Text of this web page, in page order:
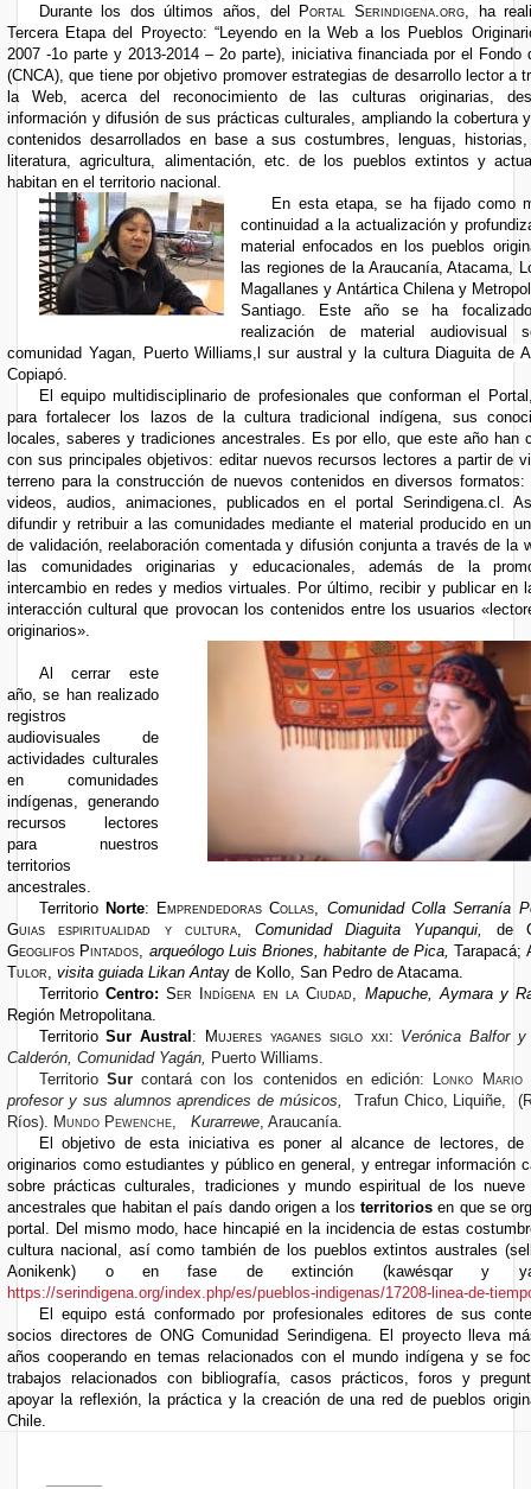
Durante los dos últimos años, del Portal Serindigena.org, ha
Tercera Etapa del Proyecto: “Leyendo en la Web a los Pueblos
2007 -1o parte y 2013-2014 – 2o parte), iniciativa financiada por el Fondo
(CNCA), que tiene por objetivo promover estrategias de desarrollo lector a
la Web, acerca del reconocimiento de las culturas originarias,
información y difusión de sus prácticas culturales, ampliando la cobertura
contenidos desarrollados en base a sus costumbres, lenguas,
literatura, agricultura, alimentación, etc. de los pueblos extintos y
habitan en el territorio nacional.
En esta etapa, se ha fijado como
continuidad a la actualización y
material enfocados en los pueblos
las regiones de la Araucanía, Atacama,
Magallanes y Antártica Chilena y
Santiago. Este año se ha
realización de material audiovisual
comunidad Yagan, Puerto Williams,l sur austral y la cultura Diaguita de
Copiapó.
El equipo multidisciplinario de profesionales que conforman el
para fortalecer los lazos de la cultura tradicional indígena, sus
locales, saberes y tradiciones ancestrales. Es por ello, que este año han
con sus principales objetivos: editar nuevos recursos lectores a partir de
terreno para la construcción de nuevos contenidos en diversos formatos:
videos, audios, animaciones, publicados en el portal Serindigena.cl .
difundir y retribuir a las comunidades mediante el material producido en
de validación, reelaboración comentada y difusión conjunta a través de la
las comunidades originarias y educacionales, además de la
intercambio en redes y medios virtuales. Por último, recibir y publicar en
interacción cultural que provocan los contenidos entre los usuarios
originarios».
Al cerrar este
año, se han realizado
registros
audiovisuales de
actividades culturales
en comunidades
indígenas, generando
recursos lectores
para nuestros
territorios
ancestrales.
Territorio Norte: Emprendedoras Collas
Comunidad Colla Serranía
Guias espiritualidad y cultura, Comunidad Diaguita Yupanqui,
de
Geoglifos Pintados arqueólogo Luis Briones, habitante de Pica, Tarapacá;
Tulor visita guiada Likan Antay de Kollo, San Pedro de Atacama.
Territorio Centro: Ser Indígena en la Ciudad,
Mapuche, Aymara y
Región Metropolitana.
TerritorioSur Austral: Mujeres yaganes siglo xxi: Verónica Balfor y
Calderón, Comunidad Yagán, Puerto Williams.
Territorio Surcontará con los contenidos en edición: Lonko Mario
profesor y sus alumnos aprendices de músicos,
Trafun Chico, Liquiñe,
Ríos). Mundo Pewenche, Kurarrewe , Araucanía.
El objetivo de esta iniciativa es poner al alcance de lectores, de
originarios como estudiantes y público en general, y entregar información
sobre prácticas culturales, tradiciones y mundo espiritual de los nueve
ancestrales que habitan el país dando origen a losterritorios en que se
portal. Del mismo modo, hace hincapié en la incidencia de estas
cultura nacional, así como también de los pueblos extintos australes
Aonikenk) o en fase de extinción (kawésqar y
https://serindigena.org/index.php/es/pueblos-indigenas/17208-linea-de-
El equipo está conformado por profesionales editores de sus
socios directores de ONG Comunidad Serindigena. El proyecto lleva
años cooperando en temas relacionados con el mundo indígena y se
trabajos relacionados con bibliografía, casos prácticos, foros y
apoyar la reflexión, la práctica y la creación de una red de pueblos
Chile.